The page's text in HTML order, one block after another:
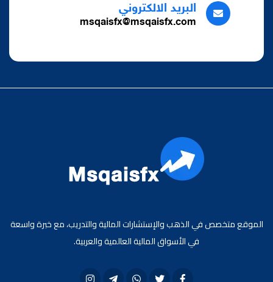
البريد الالكتروني
msqaisfx@msqaisfx.com
الموقع متخصص في الذهب والإستشارات المالية والتدريب، مع خبرة واسعة
في الأسواق المالية العالمية والعربية.